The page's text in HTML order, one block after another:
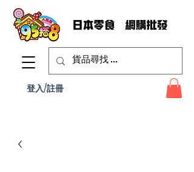
登入/註冊